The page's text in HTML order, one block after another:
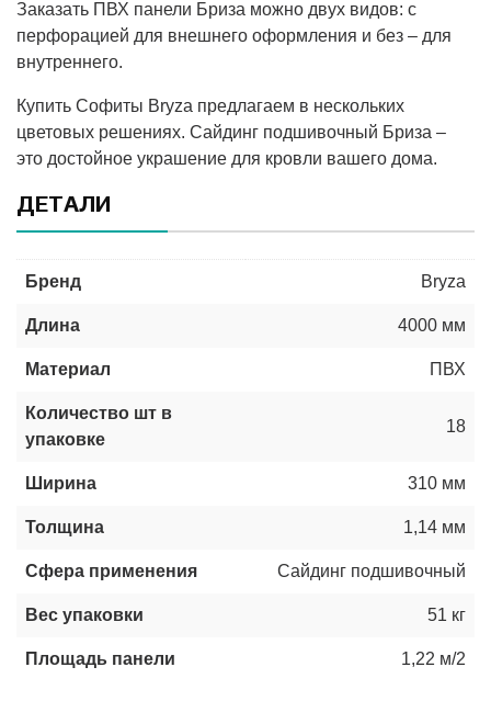
Заказать ПВХ панели Бриза можно двух видов: с
перфорацией для внешнего оформления и без – для
внутреннего.
Купить Софиты Bryza предлагаем в нескольких
цветовых решениях. Сайдинг подшивочный Бриза –
это достойное украшение для кровли вашего дома.
ДЕТАЛИ
Бренд Bryza
Длина 4000 мм
Материал ПВХ
Количество шт в
упаковке
18
Ширина 310 мм
Толщина 1,14 мм
Сфера применения Сайдинг подшивочный
Вес упаковки 51 кг
Площадь панели 1,22 м/2